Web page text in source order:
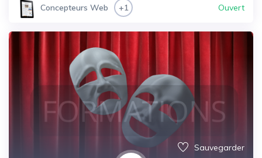
Concepteurs Web +1 Ouvert
Sauvegarder